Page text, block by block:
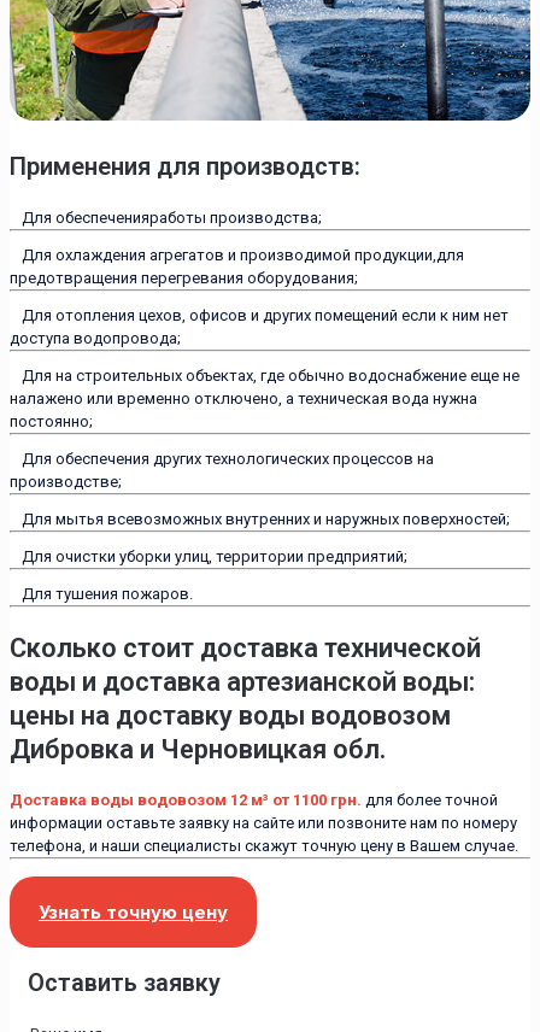
Применения для производств:
Для обеспеченияработы производства;
Для охлаждения агрегатов и производимой продукции,для
предотвращения перегревания оборудования;
Для отопления цехов, офисов и других помещений если к ним нет
доступа водопровода;
Для на строительных объектах, где обычно водоснабжение еще не
налажено или временно отключено, а техническая вода нужна
постоянно;
Для обеспечения других технологических процессов на
производстве;
Для мытья всевозможных внутренних и наружных поверхностей;
Для очистки уборки улиц, территории предприятий;
Для тушения пожаров.
Сколько стоит доставка технической
воды и доставка артезианской воды:
цены на доставку воды водовозом
Дибровка и Черновицкая обл.
Доставка воды водовозом 12 м³ от 1100 грн. для более точной
информации оставьте заявку на сайте или позвоните нам по номеру
телефона, и наши специалисты скажут точную цену в Вашем случае.
Узнать точную цену
Оставить заявку